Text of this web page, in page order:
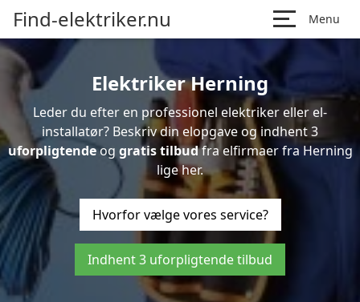
Find-elektriker.nu Menu
Elektriker Herning
Leder du efter en professionel elektriker eller el-
installatør? Beskriv din elopgave og indhent 3
uforpligtendeog gratis tilbudfra elfirmaer fra Herning
lige her.
Hvorfor vælge vores service?
Indhent 3 uforpligtende tilbud